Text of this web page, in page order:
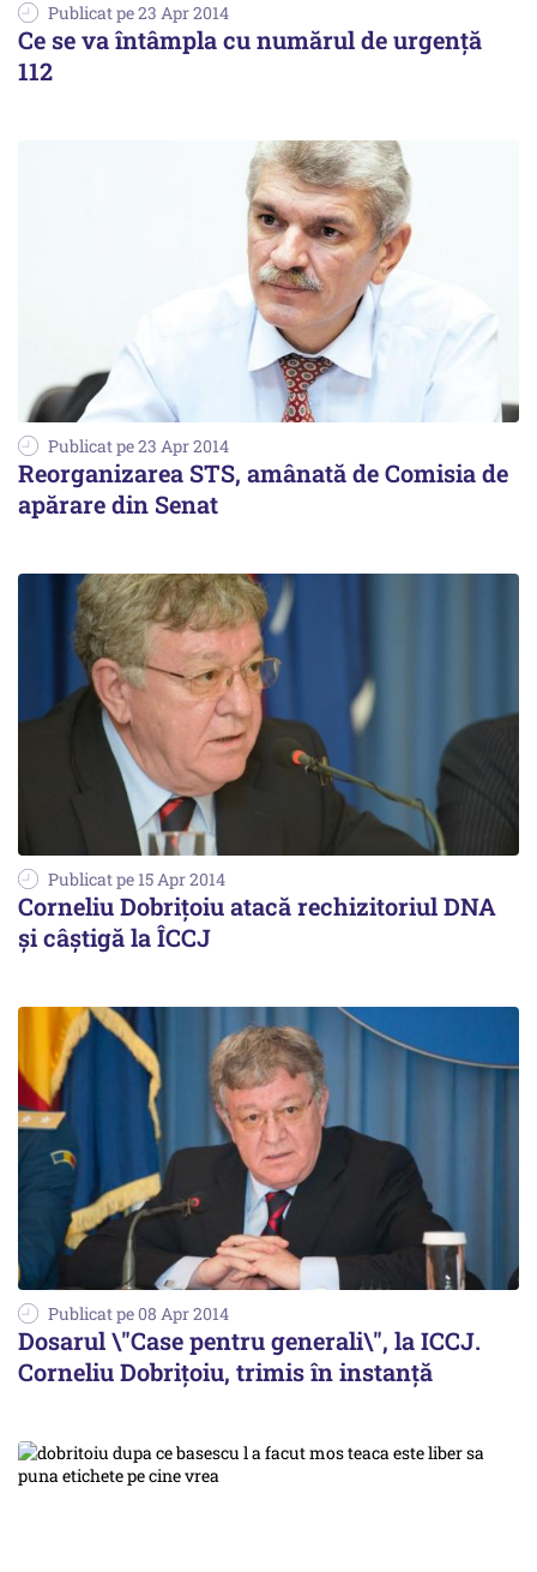
Publicat pe 23 Apr 2014
Ce se va întâmpla cu numărul de urgență
112
Publicat pe 23 Apr 2014
Reorganizarea STS, amânată de Comisia de
apărare din Senat
Publicat pe 15 Apr 2014
Corneliu Dobrițoiu atacă rechizitoriul DNA
și câștigă la ÎCCJ
Publicat pe 08 Apr 2014
Dosarul \"Case pentru generali\", la ICCJ.
Corneliu Dobrițoiu, trimis în instanță